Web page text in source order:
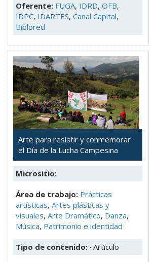
Oferente: FUGA, IDRD, OFB,
IDPC, IDARTES, Canal Capital,
Biblored
Arte para resistir y conmemorar
el Día de la Lucha Campesina
Micrositio:
Área de trabajo: Prácticas
artísticas, Artes plásticas y
visuales, Arte Dramático, Danza,
Música, Patrimonio e identidad
Tipo de contenido: · Artículo